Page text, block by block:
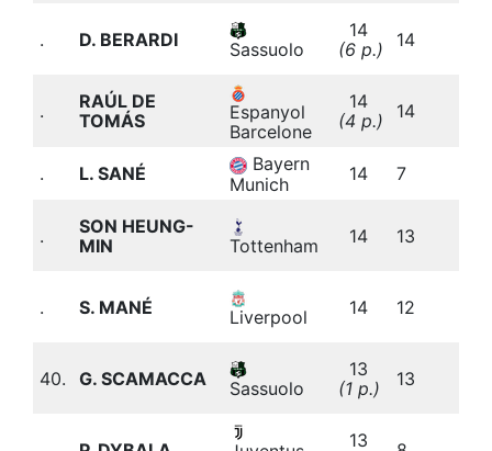
. D. BERARDI Sassuolo
14
(6 p.)
14
.
RAÚL DE
TOMÁS
Espanyol
Barcelone
14
(4 p.)
14
.
L. SANÉ
Bayern
Munich
14 7
.
SON HEUNG-
MIN
Tottenham 14 13
. S. MANÉ Liverpool 14 12
40. G. SCAMACCA Sassuolo
13
(1 p.)
13
13